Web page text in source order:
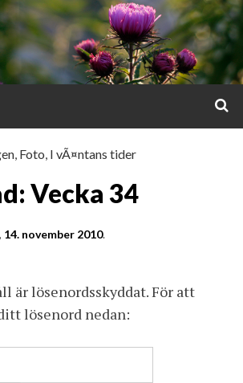
i ord & bild
, Foto, I vÃ¤ntans tider
Vecka 34
, 14. november 2010.
är lösenordsskyddat. För att
lösenord nedan: